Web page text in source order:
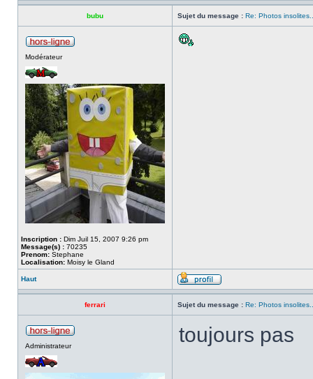
bubu Sujet du message : Re: Photos
Modérateur
Inscription : Dim Juil 15, 2007 9:26 pm
Message(s) : 70235
Prenom: Stephane
Localisation: Moisy le Gland
Haut
ferrari Sujet du message : Re: Photos
Administrateur toujours pas